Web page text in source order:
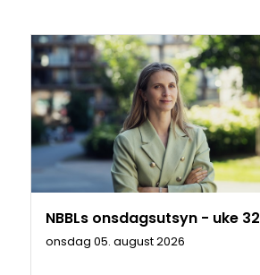
NBBLs onsdagsutsyn - uke 32
onsdag 05. august 2026